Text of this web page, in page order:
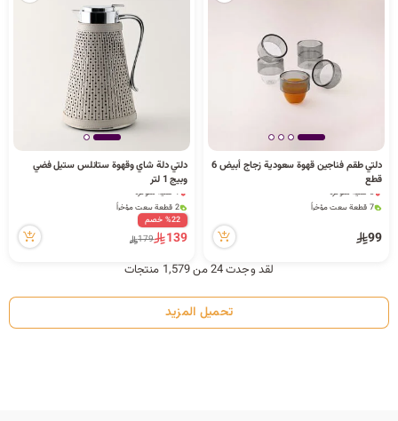
دلتي طقم فناجين قهوة سعودية زجاج أبيض 6
قطع
7 قطعة بيعت مؤخراً
8 كمية متوفرة
99
دلتي دلة شاي وقهوة ستانلس ستيل فضي
وبيج 1 لتر
1 كمية متوفرة
2 قطعة بيعت مؤخراً
60 مشاهدة مؤخراً
1 كمية متوفرة
60 مشاهدة مؤخراً
%22 خصم
139
179
لقد وجدت 24 من 1,579 منتجات
تحميل المزيد